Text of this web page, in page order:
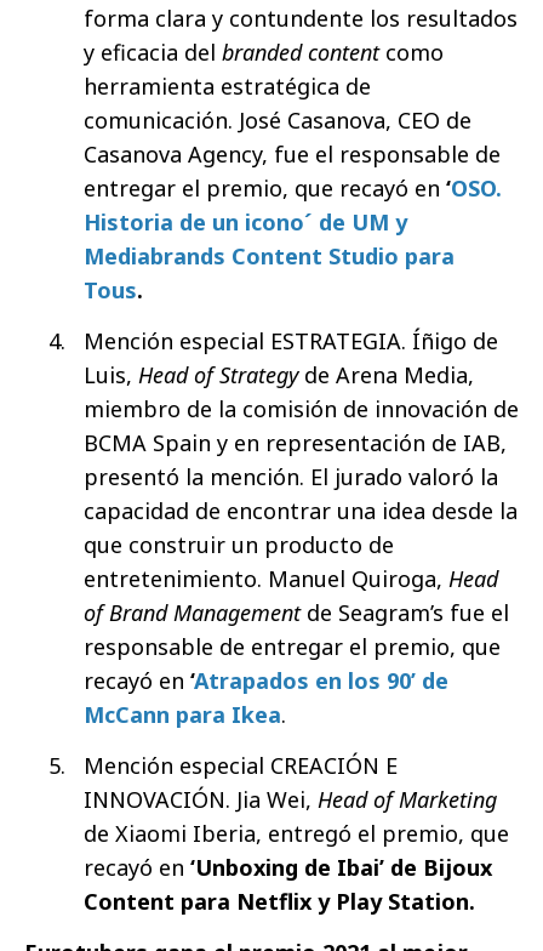
forma clara y contundente los resultados
y eficacia del branded content como
herramienta estratégica de
comunicación. José Casanova, CEO de
Casanova Agency, fue el responsable de
entregar el premio, que recayó en ‘OSO.
Historia de un icono´ de UM y
Mediabrands Content Studio para
Tous.
Mención especial ESTRATEGIA. Íñigo de
Luis, Head of Strategyde Arena Media,
miembro de la comisión de innovación de
BCMA Spain y en representación de IAB,
presentó la mención. El jurado valoró la
capacidad de encontrar una idea desde la
que construir un producto de
entretenimiento. Manuel Quiroga, Head
of Brand Managementde Seagram’s fue el
responsable de entregar el premio, que
recayó en ‘Atrapados en los 90’ de
McCann para Ikea.
Mención especial CREACIÓN E
INNOVACIÓN. Jia Wei, Head of Marketing
de Xiaomi Iberia, entregó el premio, que
recayó en ‘Unboxing de Ibai’ de Bijoux
Content para Netflix y Play Station.